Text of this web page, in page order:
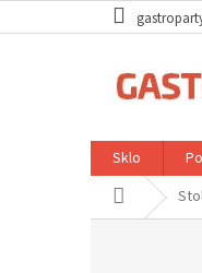
na
Sklo
Domov